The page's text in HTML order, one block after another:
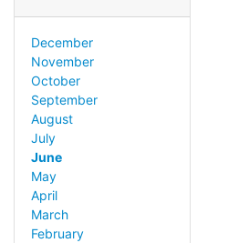
December
November
October
September
August
July
June
May
April
March
February